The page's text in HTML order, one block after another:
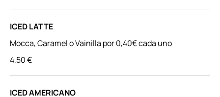
ICED LATTE
Mocca, Caramel o Vainilla por 0,40€ cada uno
4,50 €
ICED AMERICANO